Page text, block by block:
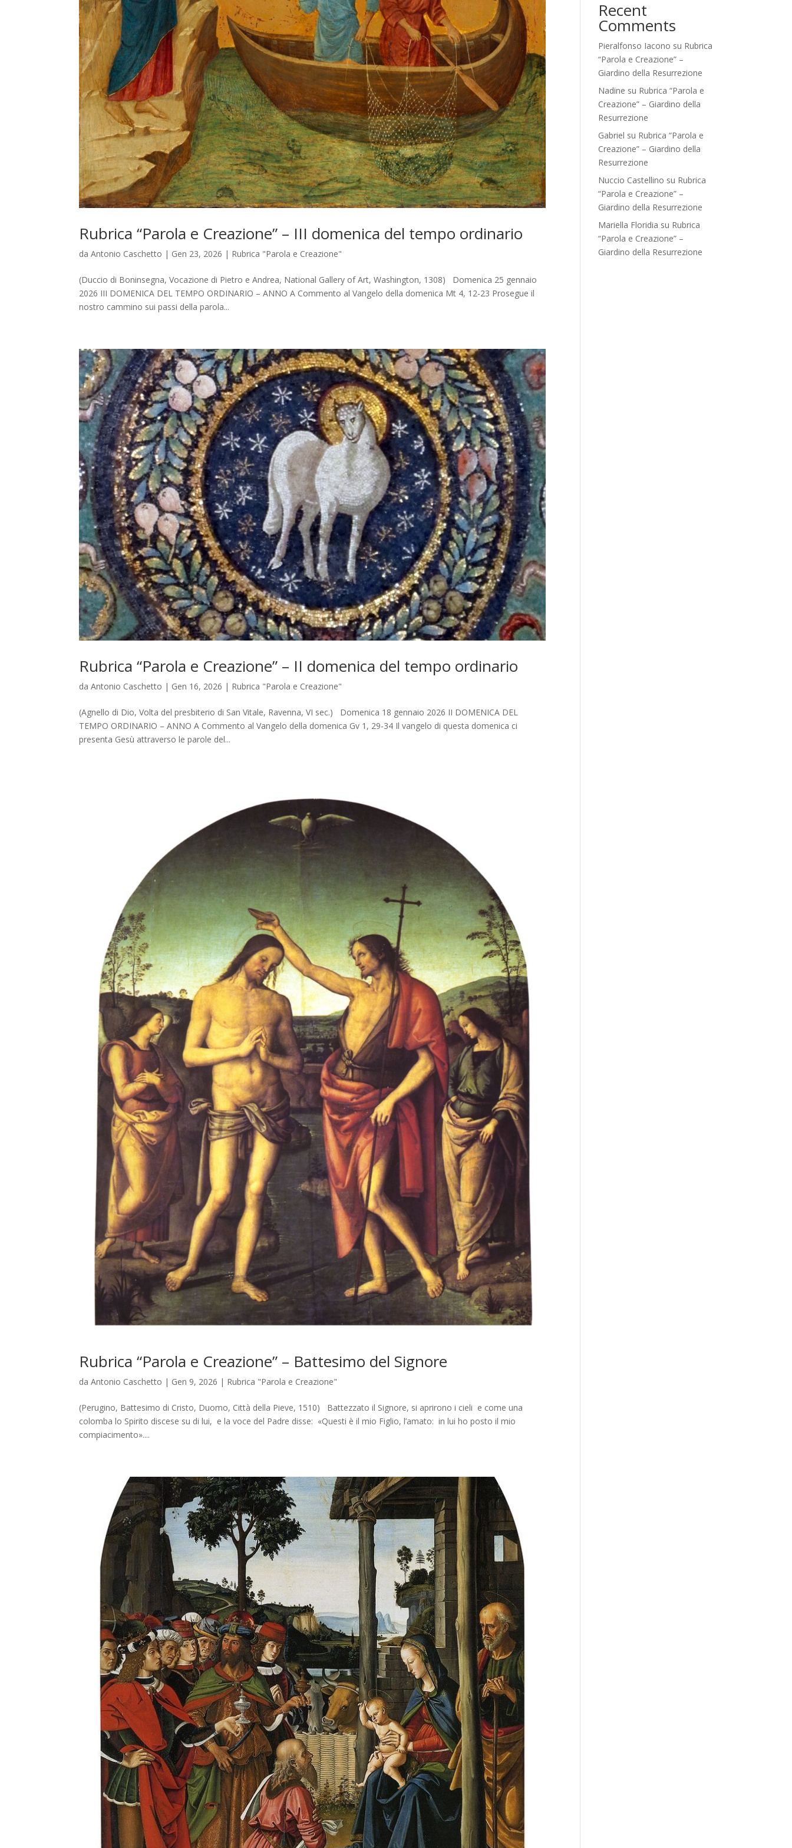
Rubrica “Parola e Creazione” – III domenica del tempo ordinario
daAntonio Caschetto | Gen 23, 2026 | Rubrica "Parola e Creazione"
(Duccio di Boninsegna, Vocazione di Pietro e Andrea, National Gallery of Art, Washington, 1308) Domenica 25 gennaio
2026 III DOMENICA DEL TEMPO ORDINARIO – ANNO A Commento al Vangelo della domenica Mt 4, 12-23 Prosegue il
nostro cammino sui passi della parola...
Rubrica “Parola e Creazione” – II domenica del tempo ordinario
daAntonio Caschetto | Gen 16, 2026 | Rubrica "Parola e Creazione"
(Agnello di Dio, Volta del presbiterio di San Vitale, Ravenna, VI sec.) Domenica 18 gennaio 2026 II DOMENICA DEL
TEMPO ORDINARIO – ANNO A Commento al Vangelo della domenica Gv 1, 29-34 Il vangelo di questa domenica ci
presenta Gesù attraverso le parole del...
Rubrica “Parola e Creazione” – Battesimo del Signore
daAntonio Caschetto | Gen 9, 2026 | Rubrica "Parola e Creazione"
(Perugino, Battesimo di Cristo, Duomo, Città della Pieve, 1510) Battezzato il Signore, si aprirono i cieli e come una
colomba lo Spirito discese su di lui, e la voce del Padre disse: «Questi è il mio Figlio, l’amato: in lui ho posto il mio
compiacimento»....
Recent
Comments
Pieralfonso Iacono su Rubrica
“Parola e Creazione” –
Giardino della Resurrezione
Nadine su Rubrica “Parola e
Creazione” – Giardino della
Resurrezione
Gabriel su Rubrica “Parola e
Creazione” – Giardino della
Resurrezione
Nuccio Castellino su Rubrica
“Parola e Creazione” –
Giardino della Resurrezione
Mariella Floridia su Rubrica
“Parola e Creazione” –
Giardino della Resurrezione